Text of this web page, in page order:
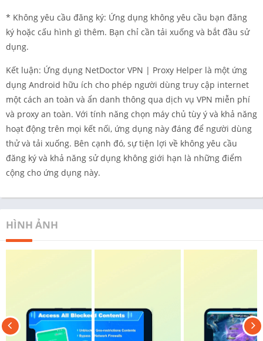
* Không yêu cầu đăng ký: Ứng dụng không yêu cầu bạn đăng
ký hoặc cấu hình gì thêm. Bạn chỉ cần tải xuống và bắt đầu sử
dụng.
Kết luận: Ứng dụng NetDoctor VPN | Proxy Helper là một ứng
dụng Android hữu ích cho phép người dùng truy cập internet
một cách an toàn và ẩn danh thông qua dịch vụ VPN miễn phí
và proxy an toàn. Với tính năng chọn máy chủ tùy ý và khả năng
hoạt động trên mọi kết nối, ứng dụng này đáng để người dùng
thử và tải xuống. Bên cạnh đó, sự tiện lợi về không yêu cầu
đăng ký và khả năng sử dụng không giới hạn là những điểm
cộng cho ứng dụng này.
HÌNH ẢNH